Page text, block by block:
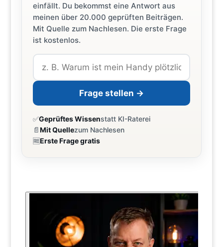
einfällt. Du bekommst eine Antwort aus
meinen über 20.000 geprüften Beiträgen.
Mit Quelle zum Nachlesen. Die erste Frage
ist kostenlos.
Frage stellen →
✅Geprüftes Wissenstatt KI-Raterei
📄Mit Quellezum Nachlesen
🆓Erste Frage gratis